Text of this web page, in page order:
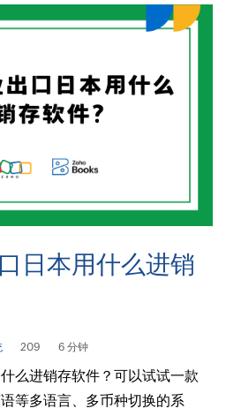
日本用什么进销
209 6 分钟
么进销存软件？可以试试一款
等多语言、多币种切换的系